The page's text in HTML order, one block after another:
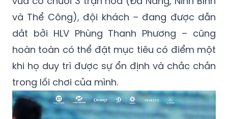
và Thể Công), đội khách – đang được dẫn
dắt bởi HLV Phùng Thanh Phương – cũng
hoàn toàn có thể đặt mục tiêu có điểm một
khi họ duy trì được sự ổn định và chắc chắn
trong lối chơi của mình.